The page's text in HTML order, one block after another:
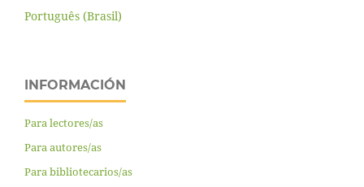
Português (Brasil)
INFORMACIÓN
Para lectores/as
Para autores/as
Para bibliotecarios/as